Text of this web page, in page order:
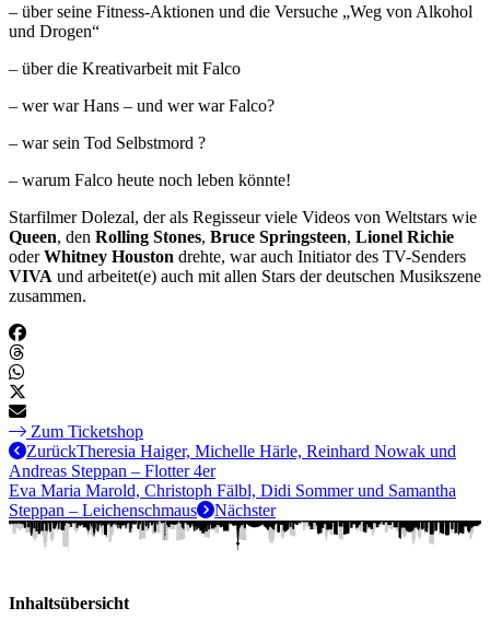
– über seine Fitness-Aktionen und die Versuche „Weg von Alkohol
und Drogen“
– über die Kreativarbeit mit Falco
– wer war Hans – und wer war Falco?
– war sein Tod Selbstmord ?
– warum Falco heute noch leben könnte!
Starfilmer Dolezal, der als Regisseur viele Videos von Weltstars wie
Queen, den Rolling Stones, Bruce Springsteen, Lionel Richie
oderWhitney Houston drehte, war auch Initiator des TV-Senders
VIVA und arbeitet(e) auch mit allen Stars der deutschen Musikszene
zusammen.
Zum Ticketshop
ZurückTheresia Haiger, Michelle Härle, Reinhard Nowak und
Andreas Steppan – Flotter 4er
Eva Maria Marold, Christoph Fälbl, Didi Sommer und Samantha
Steppan – Leichenschmaus
Nächster
Inhaltsübersicht